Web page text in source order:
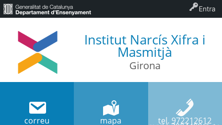
Institut Narcís Xifra i
Masmitjà
Girona
correu mapa tel. 972212612
Entra